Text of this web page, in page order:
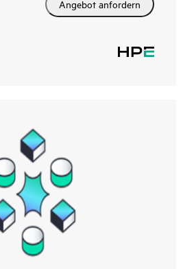
Angebot anfordern